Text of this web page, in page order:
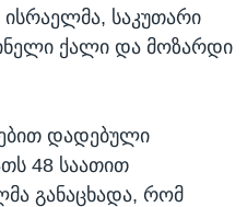
საკუთარი
ქალი და მოზარდი
დადებული
48 საათით
განაცხადა, რომ